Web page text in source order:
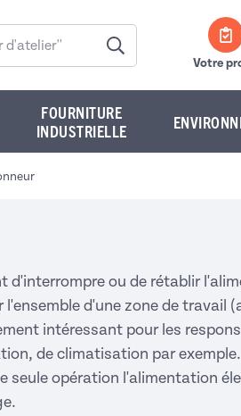
Votre
FOURNITURE
INDUSTRIELLE
ou de rétablir
d'une zone de travail
intéressant pour les
de climatisation par exemple.
seule opération l'alimentation